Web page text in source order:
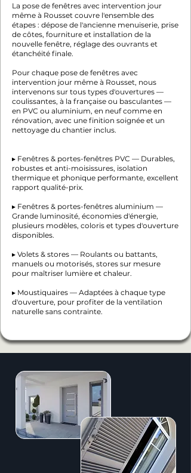
La pose de fenêtres avec intervention jour
même à Rousset couvre l'ensemble des
étapes : dépose de l'ancienne menuiserie, prise
de côtes, fourniture et installation de la
nouvelle fenêtre, réglage des ouvrants et
étanchéité finale.
Pour chaque pose de fenêtres avec
intervention jour même à Rousset, nous
intervenons sur tous types d'ouvertures —
coulissantes, à la française ou basculantes —
en PVC ou aluminium, en neuf comme en
rénovation, avec une finition soignée et un
nettoyage du chantier inclus.
▸ Fenêtres & portes-fenêtres PVC — Durables,
robustes et anti-moisissures, isolation
thermique et phonique performante, excellent
rapport qualité-prix.
▸ Fenêtres & portes-fenêtres aluminium —
Grande luminosité, économies d'énergie,
plusieurs modèles, coloris et types d'ouverture
disponibles.
▸ Volets & stores — Roulants ou battants,
manuels ou motorisés, stores sur mesure
pour maîtriser lumière et chaleur.
▸ Moustiquaires — Adaptées à chaque type
d'ouverture, pour profiter de la ventilation
naturelle sans contrainte.